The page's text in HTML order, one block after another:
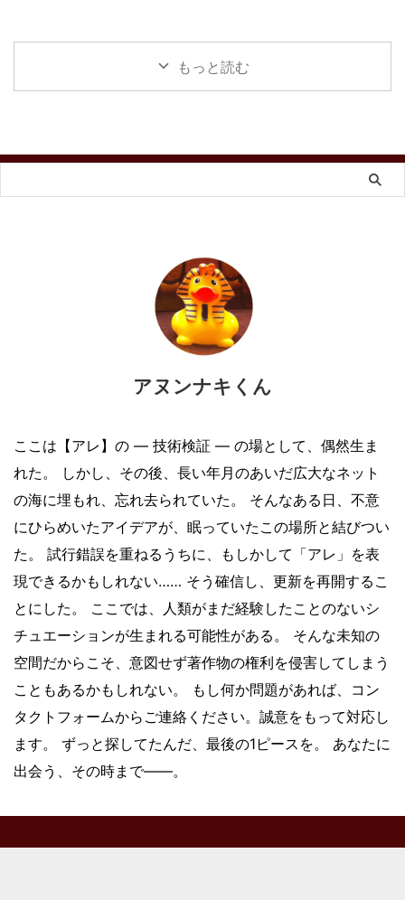
もっと読む
アヌンナキくん
ここは【アレ】の ― 技術検証 ― の場として、偶然生ま
れた。 しかし、その後、長い年月のあいだ広大なネット
の海に埋もれ、忘れ去られていた。 そんなある日、不意
にひらめいたアイデアが、眠っていたこの場所と結びつい
た。 試行錯誤を重ねるうちに、もしかして「アレ」を表
現できるかもしれない…… そう確信し、更新を再開するこ
とにした。 ここでは、人類がまだ経験したことのないシ
チュエーションが生まれる可能性がある。 そんな未知の
空間だからこそ、意図せず著作物の権利を侵害してしまう
こともあるかもしれない。 もし何か問題があれば、コン
タクトフォームからご連絡ください。誠意をもって対応し
ます。 ずっと探してたんだ、最後の1ピースを。 あなたに
出会う、その時まで——。